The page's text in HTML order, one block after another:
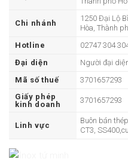
Chi nhánh
1250 Đại Lộ
Hòa, Thành
Hotline
02747 304
Đại diện
Người đại
Mã số thuế
3701657293
Giấy phép
kinh doanh
3701657293
Linh vực
Buôn bán
CT3,